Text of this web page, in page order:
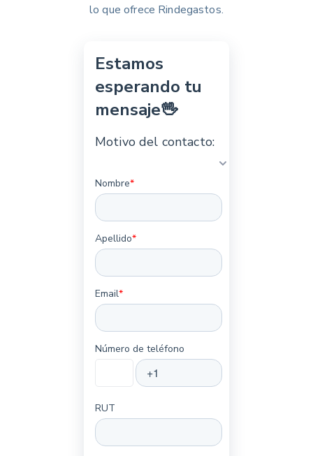
lo que ofrece Rindegastos.
Estamos
esperando tu
mensaje🖖
Motivo del contacto:
Nombre*
Apellido*
Email*
Número de teléfono
RUT